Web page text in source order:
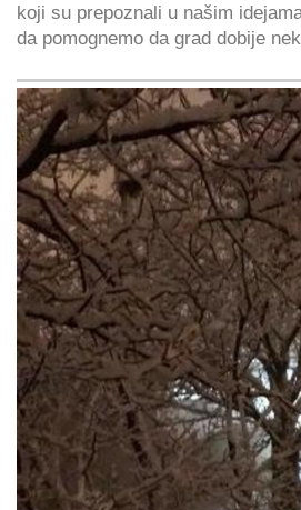
koji su prepoznali u našim
da pomognemo da grad dobije